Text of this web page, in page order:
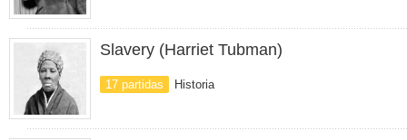
Slavery (Harriet Tubman)
17 partidas Historia